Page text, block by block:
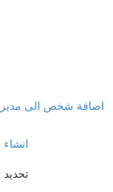
اضافة شخص الى مدير
انشاء
تحديد